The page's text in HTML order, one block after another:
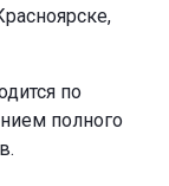
по
полного